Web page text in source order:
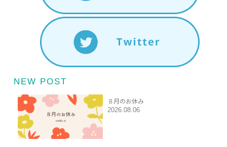
NEW POST
８月のお休み
2026.08.06